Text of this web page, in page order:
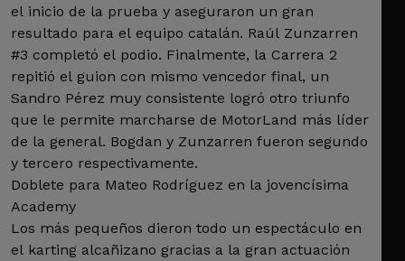
el inicio de la prueba y aseguraron un gran
resultado para el equipo catalán. Raúl Zunzarren
#3 completó el podio. Finalmente, la Carrera 2
repitió el guion con mismo vencedor final, un
Sandro Pérez muy consistente logró otro triunfo
que le permite marcharse de MotorLand más líder
de la general. Bogdan y Zunzarren fueron segundo
y tercero respectivamente.
Doblete para Mateo Rodríguez en la jovencísima
Academy
Los más pequeños dieron todo un espectáculo en
el karting alcañizano gracias a la gran actuación